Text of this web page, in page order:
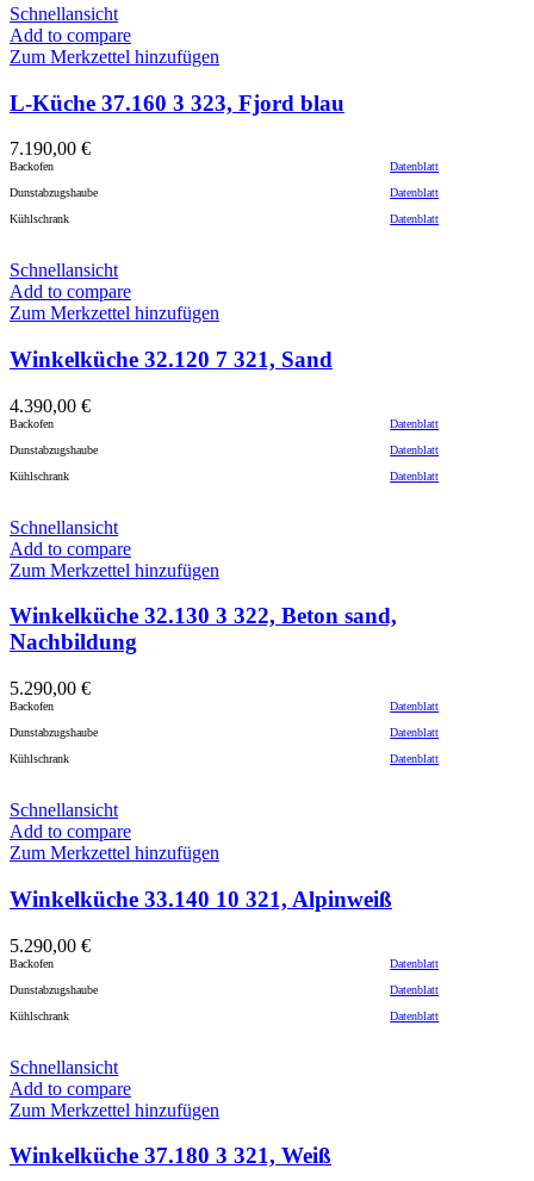
Schnellansicht
Add to compare
Zum Merkzettel hinzufügen
L-Küche 37.160 3 323, Fjord blau
7.190,00 €
Backofen
Datenblatt
Dunstabzugshaube
Datenblatt
Kühlschrank
Datenblatt
Schnellansicht
Add to compare
Zum Merkzettel hinzufügen
Winkelküche 32.120 7 321, Sand
4.390,00 €
Backofen
Datenblatt
Dunstabzugshaube
Datenblatt
Kühlschrank
Datenblatt
Schnellansicht
Add to compare
Zum Merkzettel hinzufügen
Winkelküche 32.130 3 322, Beton sand,
Nachbildung
5.290,00 €
Backofen
Datenblatt
Dunstabzugshaube
Datenblatt
Kühlschrank
Datenblatt
Schnellansicht
Add to compare
Zum Merkzettel hinzufügen
Winkelküche 33.140 10 321, Alpinweiß
5.290,00 €
Backofen
Datenblatt
Dunstabzugshaube
Datenblatt
Kühlschrank
Datenblatt
Schnellansicht
Add to compare
Zum Merkzettel hinzufügen
Winkelküche 37.180 3 321, Weiß